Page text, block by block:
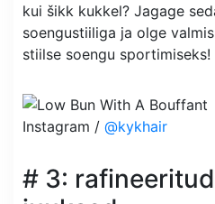
kui šikk kukkel? Jagage
soengustiiliga ja olge
stiilse soengu sportimiseks!
Instagram / @kykhair
# 3: